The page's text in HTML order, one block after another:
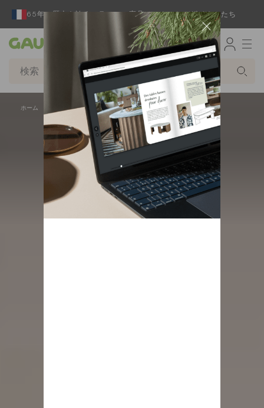
65年の歴史を誇るフランスの家具メーカーとデザイナーたち
Gautier
ホーム ソファとアームチェア ストレートソファ